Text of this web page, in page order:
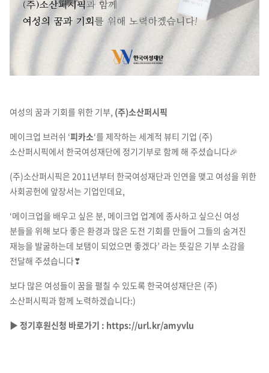
여성의 꿈과 기회를 위한 기부, (주)소산퍼시픽
메이크업 브러쉬 ‘피카소‘를 제작하는 세계적 뷰티 기업 (주)
소산퍼시픽에서 한국여성재단에 정기기부로 함께 해 주셨습니다🎉
(주)소산퍼시픽은 2011년부터 한국여성재단과 인연을 맺고 여성을 위한
사회공헌에 앞장서는 기업인데요,
‘메이크업을 배우고 싶은 분, 메이크업 업계에 종사하고 싶으신 여성
분들을 위해 보다 좋은 환경과 많은 도전 기회를 만들어 그들의 숨겨진
재능을 발굴하는데 보탬이 되었으면 좋겠다’ 라는 뜻깊은 기부 소감을
전달해 주셨습니다❣
보다 많은 여성들이 꿈을 펼칠 수 있도록 한국여성재단은 (주)
소산퍼시픽과 함께 노력하겠습니다:)
▶ 정기후원신청 바로가기 : https://url.kr/amyvlu